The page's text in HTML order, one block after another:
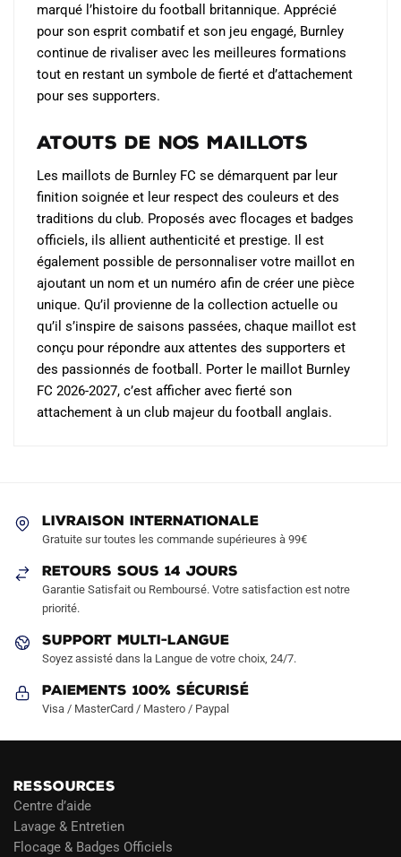
marqué l’histoire du football britannique. Apprécié
pour son esprit combatif et son jeu engagé, Burnley
continue de rivaliser avec les meilleures formations
tout en restant un symbole de fierté et d’attachement
pour ses supporters.
Atouts de nos maillots
Les maillots de Burnley FC se démarquent par leur
finition soignée et leur respect des couleurs et des
traditions du club. Proposés avec flocages et badges
officiels, ils allient authenticité et prestige. Il est
également possible de personnaliser votre maillot en
ajoutant un nom et un numéro afin de créer une pièce
unique. Qu’il provienne de la collection actuelle ou
qu’il s’inspire de saisons passées, chaque maillot est
conçu pour répondre aux attentes des supporters et
des passionnés de football. Porter le maillot Burnley
FC 2026-2027, c’est afficher avec fierté son
attachement à un club majeur du football anglais.
LIVRAISON INTERNATIONALE
Gratuite sur toutes les commande supérieures à 99€
RETOURS SOUS 14 JOURS
Garantie Satisfait ou Remboursé. Votre satisfaction est notre
priorité.
SUPPORT MULTI-LANGUE
Soyez assisté dans la Langue de votre choix, 24/7.
Paiements 100% Sécurisé
Visa / MasterCard / Mastero / Paypal
RESSOURCES
Centre d’aide
Lavage & Entretien
Flocage & Badges Officiels